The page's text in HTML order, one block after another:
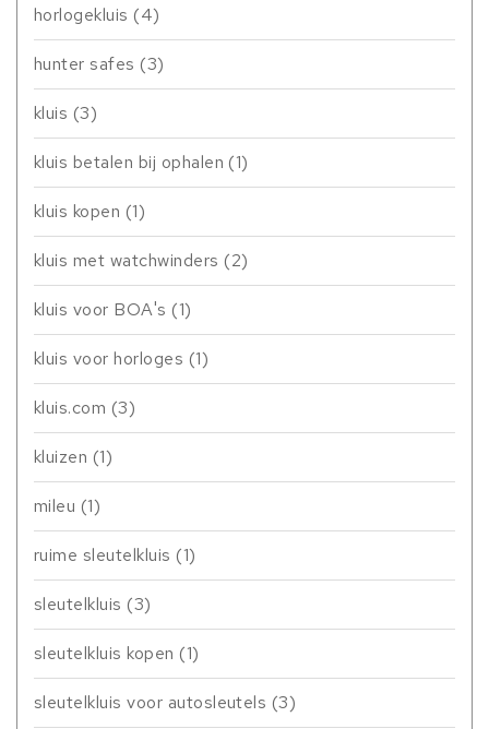
horlogekluis (4)
hunter safes (3)
kluis (3)
kluis betalen bij ophalen (1)
kluis kopen (1)
kluis met watchwinders (2)
kluis voor BOA's (1)
kluis voor horloges (1)
kluis.com (3)
kluizen (1)
mileu (1)
ruime sleutelkluis (1)
sleutelkluis (3)
sleutelkluis kopen (1)
sleutelkluis voor autosleutels (3)